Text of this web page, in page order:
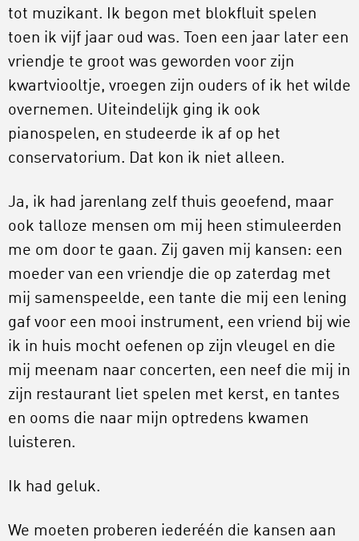
tot muzikant. Ik begon met blokfluit spelen
toen ik vijf jaar oud was. Toen een jaar later een
vriendje te groot was geworden voor zijn
kwartviooltje, vroegen zijn ouders of ik het wilde
overnemen. Uiteindelijk ging ik ook
pianospelen, en studeerde ik af op het
conservatorium. Dat kon ik niet alleen.
Ja, ik had jarenlang zelf thuis geoefend, maar
ook talloze mensen om mij heen stimuleerden
me om door te gaan. Zij gaven mij kansen: een
moeder van een vriendje die op zaterdag met
mij samenspeelde, een tante die mij een lening
gaf voor een mooi instrument, een vriend bij wie
ik in huis mocht oefenen op zijn vleugel en die
mij meenam naar concerten, een neef die mij in
zijn restaurant liet spelen met kerst, en tantes
en ooms die naar mijn optredens kwamen
luisteren.
Ik had geluk.
We moeten proberen iederéén die kansen aan